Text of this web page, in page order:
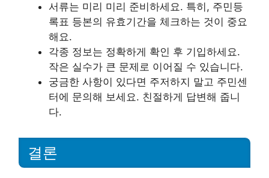
서류는 미리 미리 준비하세요. 특히, 주민등
록표 등본의 유효기간을 체크하는 것이 중요
해요.
각종 정보는 정확하게 확인 후 기입하세요.
작은 실수가 큰 문제로 이어질 수 있습니다.
궁금한 사항이 있다면 주저하지 말고 주민센
터에 문의해 보세요. 친절하게 답변해 줍니
다.
결론